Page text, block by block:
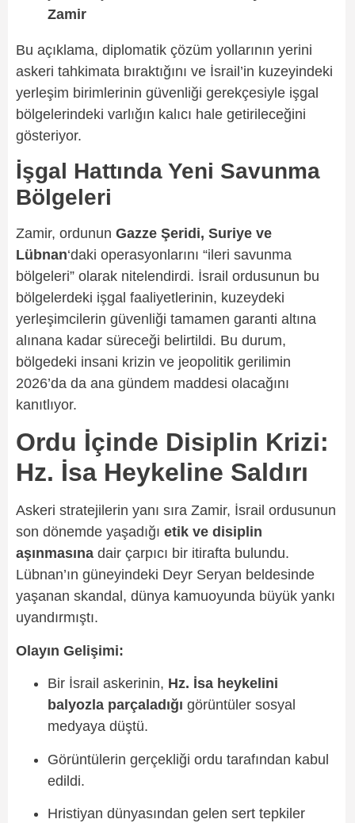
Zamir
Bu açıklama, diplomatik çözüm yollarının yerini
askeri tahkimata bıraktığını ve İsrail’in kuzeyindeki
yerleşim birimlerinin güvenliği gerekçesiyle işgal
bölgelerindeki varlığın kalıcı hale getirileceğini
gösteriyor.
İşgal Hattında Yeni Savunma
Bölgeleri
Zamir, ordunun Gazze Şeridi, Suriye ve
Lübnan‘daki operasyonlarını “ileri savunma
bölgeleri” olarak nitelendirdi. İsrail ordusunun bu
bölgelerdeki işgal faaliyetlerinin, kuzeydeki
yerleşimcilerin güvenliği tamamen garanti altına
alınana kadar süreceği belirtildi. Bu durum,
bölgedeki insani krizin ve jeopolitik gerilimin
2026’da da ana gündem maddesi olacağını
kanıtlıyor.
Ordu İçinde Disiplin Krizi:
Hz. İsa Heykeline Saldırı
Askeri stratejilerin yanı sıra Zamir, İsrail ordusunun
son dönemde yaşadığı etik ve disiplin
aşınmasına dair çarpıcı bir itirafta bulundu.
Lübnan’ın güneyindeki Deyr Seryan beldesinde
yaşanan skandal, dünya kamuoyunda büyük yankı
uyandırmıştı.
Olayın Gelişimi:
Bir İsrail askerinin, Hz. İsa heykelini
balyozla parçaladığı görüntüler sosyal
medyaya düştü.
Görüntülerin gerçekliği ordu tarafından kabul
edildi.
Hristiyan dünyasından gelen sert tepkiler